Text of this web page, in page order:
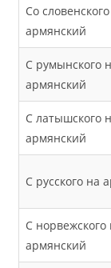
Со
армянский
С румынского
армянский
С латышского
армянский
С русского на
С норвежского
армянский